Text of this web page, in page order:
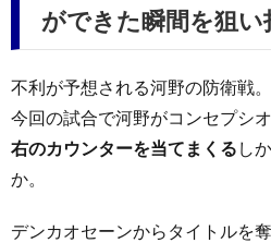
ができた瞬間を狙い
不利が予想される河野の防衛戦。
今回の試合で河野がコンセプシ
右のカウンターを当てまくる し
か。
デンカオセーンからタイトルを